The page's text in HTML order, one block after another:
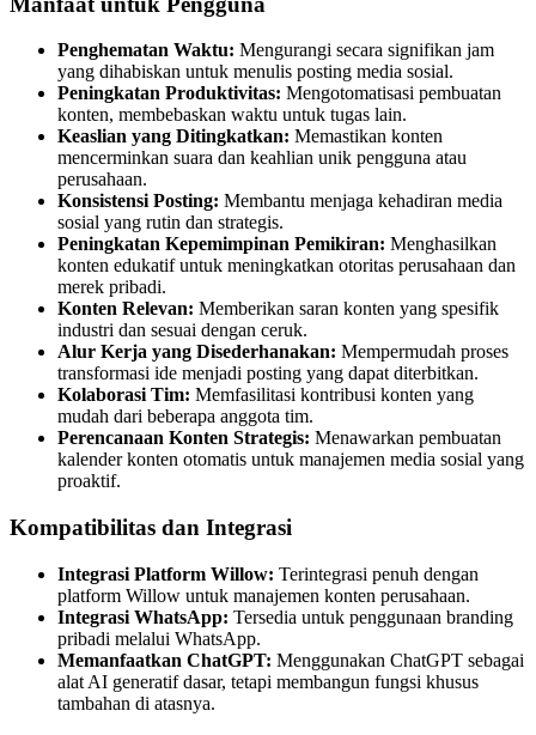
Penghematan Waktu: Mengurangi secara signifikan jam
yang dihabiskan untuk menulis posting media sosial.
Peningkatan Produktivitas: Mengotomatisasi pembuatan
konten, membebaskan waktu untuk tugas lain.
Keaslian yang Ditingkatkan: Memastikan konten
mencerminkan suara dan keahlian unik pengguna atau
perusahaan.
Konsistensi Posting: Membantu menjaga kehadiran media
sosial yang rutin dan strategis.
Peningkatan Kepemimpinan Pemikiran: Menghasilkan
konten edukatif untuk meningkatkan otoritas perusahaan dan
merek pribadi.
Konten Relevan: Memberikan saran konten yang spesifik
industri dan sesuai dengan ceruk.
Alur Kerja yang Disederhanakan: Mempermudah proses
transformasi ide menjadi posting yang dapat diterbitkan.
Kolaborasi Tim: Memfasilitasi kontribusi konten yang
mudah dari beberapa anggota tim.
Perencanaan Konten Strategis: Menawarkan pembuatan
kalender konten otomatis untuk manajemen media sosial yang
proaktif.
Kompatibilitas dan Integrasi
Integrasi Platform Willow: Terintegrasi penuh dengan
platform Willow untuk manajemen konten perusahaan.
Integrasi WhatsApp: Tersedia untuk penggunaan branding
pribadi melalui WhatsApp.
Memanfaatkan ChatGPT: Menggunakan ChatGPT sebagai
alat AI generatif dasar, tetapi membangun fungsi khusus
tambahan di atasnya.